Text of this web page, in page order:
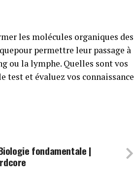
les molécules organiques des
permettre leur passage à
ou la lymphe. Quelles sont vos
test et évaluez vos connaissance
fondamentale |